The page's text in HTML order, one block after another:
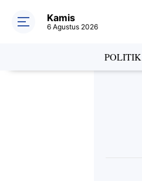
Kamis
6 Agustus 2026
POLITIK